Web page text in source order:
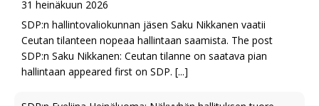
31 heinäkuun 2026
SDP:n hallintovaliokunnan jäsen Saku Nikkanen vaatii
Ceutan tilanteen nopeaa hallintaan saamista. The post
SDP:n Saku Nikkanen: Ceutan tilanne on saatava pian
hallintaan appeared first on SDP. [...]